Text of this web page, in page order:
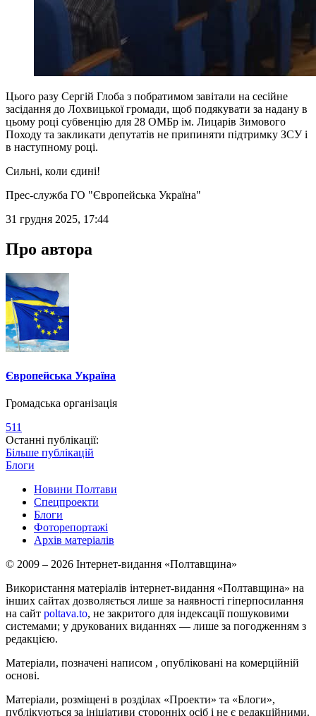
Цього разу Сергій Глоба з побратимом завітали на сесійне
засідання до Лохвицької громади, щоб подякувати за надану в
цьому році субвенцію для 28 ОМБр ім. Лицарів Зимового
Походу та закликати депутатів не припиняти підтримку ЗСУ і
в наступному році.
Сильні, коли єдині!
Прес-служба ГО "Європейська Україна"
31 грудня 2025, 17:44
Про автора
Європейська Україна
Громадська організація
511
Останні публікації:
Більше публікацій
Блоги
Новини Полтави
Спецпроекти
Блоги
Фоторепортажі
Архів матеріалів
© 2009 – 2026 Інтернет-видання «Полтавщина»
Використання матеріалів інтернет-видання «Полтавщина» на
інших сайтах дозволяється лише за наявності гіперпосилання
на сайт poltava.to, не закритого для індексації пошуковими
системами; у друкованих виданнях — лише за погодженням з
редакцією.
Матеріали, позначені написом , опубліковані на комерційній
основі.
Матеріали, розміщені в розділах «Проекти» та «Блоги»,
публікуються за ініціативи сторонніх осіб і не є редакційними.